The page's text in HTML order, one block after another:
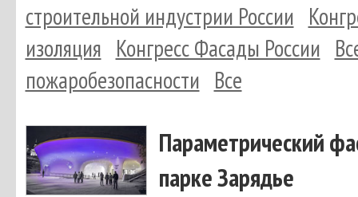
строительной индустрии России
изоляция Конгресс Фасады России
пожаробезопасности Все
Параметрический
парке Зарядье